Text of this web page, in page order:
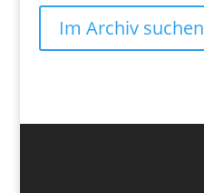
Im Archiv suchen